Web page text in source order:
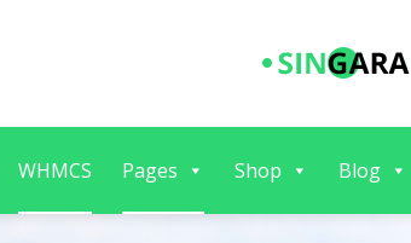
WHMCS Pages Shop Blog